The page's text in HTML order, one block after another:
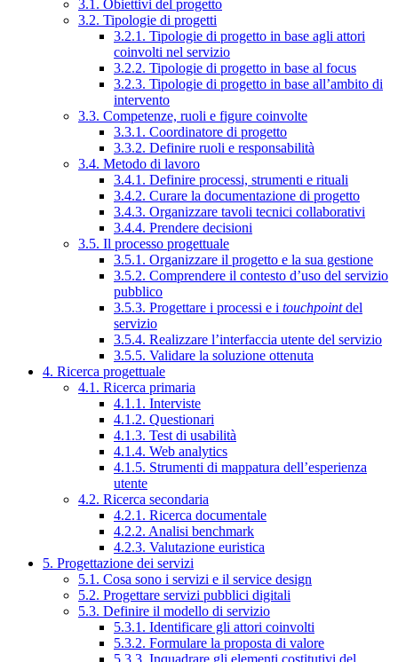
3.1. Obiettivi del progetto
3.2. Tipologie di progetti
3.2.1. Tipologie di progetto in base agli attori
coinvolti nel servizio
3.2.2. Tipologie di progetto in base al focus
3.2.3. Tipologie di progetto in base all’ambito di
intervento
3.3. Competenze, ruoli e figure coinvolte
3.3.1. Coordinatore di progetto
3.3.2. Definire ruoli e responsabilità
3.4. Metodo di lavoro
3.4.1. Definire processi, strumenti e rituali
3.4.2. Curare la documentazione di progetto
3.4.3. Organizzare tavoli tecnici collaborativi
3.4.4. Prendere decisioni
3.5. Il processo progettuale
3.5.1. Organizzare il progetto e la sua gestione
3.5.2. Comprendere il contesto d’uso del servizio
pubblico
3.5.3. Progettare i processi e i touchpointdel
servizio
3.5.4. Realizzare l’interfaccia utente del servizio
3.5.5. Validare la soluzione ottenuta
4. Ricerca progettuale
4.1. Ricerca primaria
4.1.1. Interviste
4.1.2. Questionari
4.1.3. Test di usabilità
4.1.4. Web analytics
4.1.5. Strumenti di mappatura dell’esperienza
utente
4.2. Ricerca secondaria
4.2.1. Ricerca documentale
4.2.2. Analisi benchmark
4.2.3. Valutazione euristica
5. Progettazione dei servizi
5.1. Cosa sono i servizi e il service design
5.2. Progettare servizi pubblici digitali
5.3. Definire il modello di servizio
5.3.1. Identificare gli attori coinvolti
5.3.2. Formulare la proposta di valore
5.3.3. Inquadrare gli elementi costitutivi del